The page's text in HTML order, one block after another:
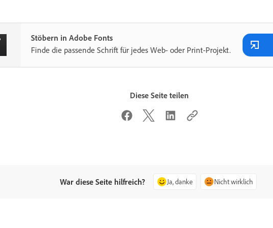
Stöbern in Adobe Fonts
Finde die passende Schrift für jedes Web- oder Print-Projekt.
Diese Seite teilen
War diese Seite hilfreich? Ja, danke Nicht wirklich